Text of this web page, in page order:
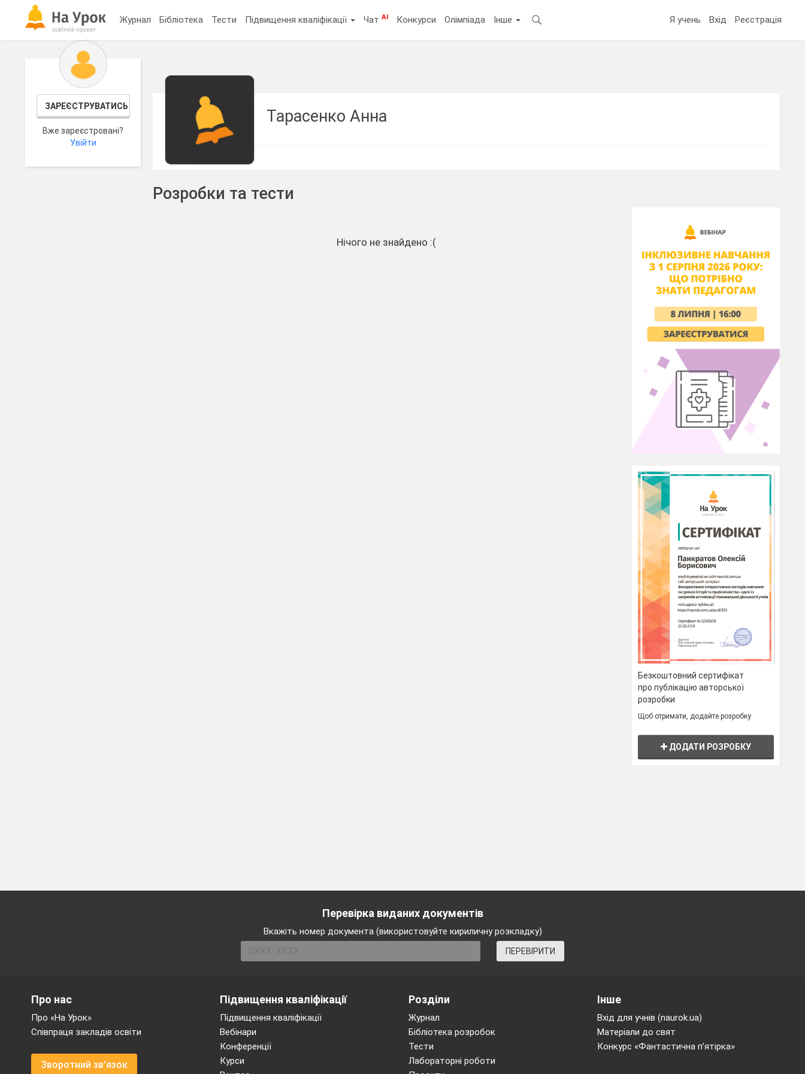
Журнал Бібліотека Тести Підвищення кваліфікації ЧатAI Конкурси Олімпіада Інше Я учень Вхід Реєстрація
ЗАРЕЄСТРУВАТИСЬ
Вже зареєстровані?
Увійти
Тарасенко Анна
Розробки та тести
Нічого не знайдено :(
Безкоштовний сертифікат
про публікацію авторської
розробки
Щоб отримати, додайте розробку
ДОДАТИ РОЗРОБКУ
Перевірка виданих документів
Вкажіть номер документа (використовуйте кириличну розкладку)
ПЕРЕВІРИТИ
Підвищення кваліфікації
Підвищення кваліфікації
Вебінари
Конференції
Курси
Розділи
Журнал
Бібліотека розробок
Тести
Лабораторні роботи
Про нас
Про «На Урок»
Співпраця закладів освіти
Зворотний зв'язок
Інше
Вхід для учнів (naurok.ua)
Матеріали до свят
Конкурс «Фантастична п’ятірка»